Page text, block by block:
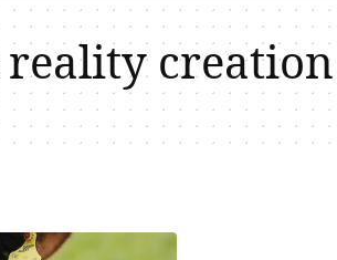
reality creation